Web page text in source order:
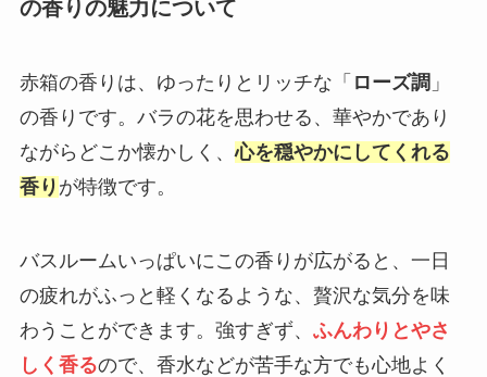
の香りの魅力について
赤箱の香りは、ゆったりとリッチな「 ローズ調 」
の香りです。バラの花を思わせる、華やかであり
ながらどこか懐かしく、心を穏やかにしてくれる
香り が特徴です。
バスルームいっぱいにこの香りが広がると、一日
の疲れがふっと軽くなるような、贅沢な気分を味
わうことができます。強すぎず、 ふんわりとやさ
しく香るので、香水などが苦手な方でも心地よく